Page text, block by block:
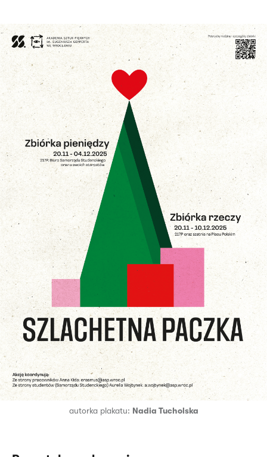
autorka plakatu: Nadia Tucholska